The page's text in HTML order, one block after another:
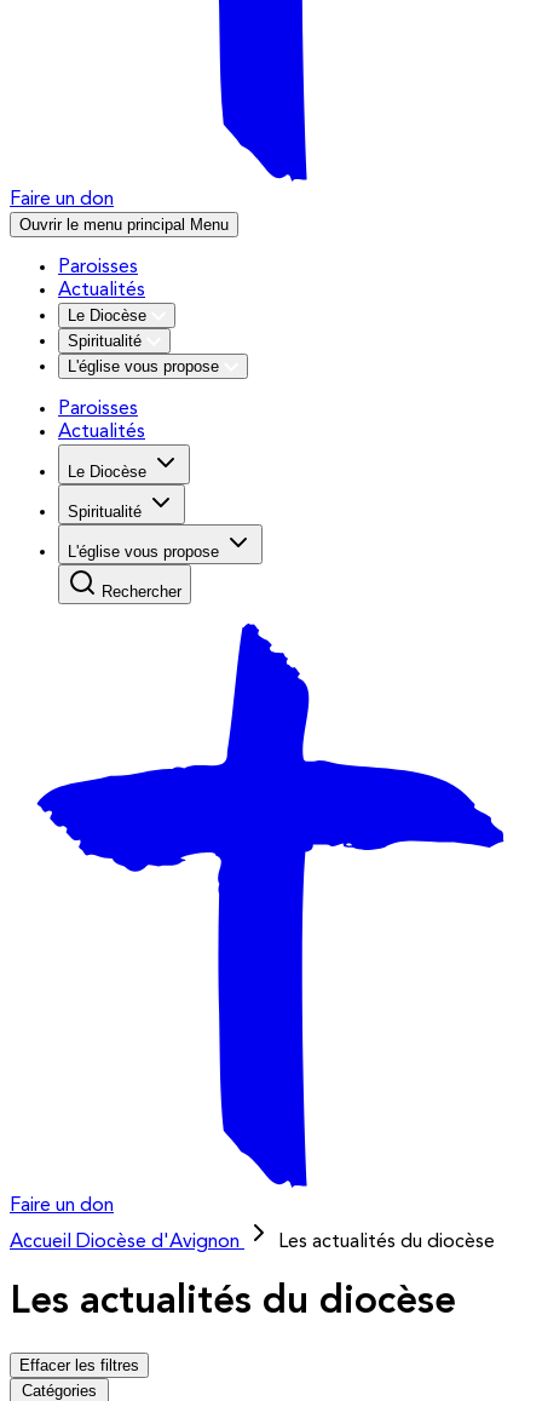
Faire un don
Ouvrir le menu principal Menu
Paroisses
Actualités
Le Diocèse
Spiritualité
L'église vous propose
Paroisses
Actualités
Le Diocèse
Spiritualité
L'église vous propose
Rechercher
Faire un don
Accueil
Diocèse d'Avignon Les actualités du diocèse
Les actualités du diocèse
Effacer les filtres
Catégories